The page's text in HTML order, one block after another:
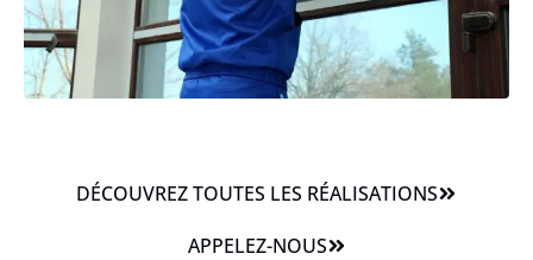
DÉCOUVREZ TOUTES LES RÉALISATIONS
APPELEZ-NOUS